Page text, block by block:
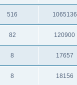
516 1065136
82 120900
8 17657
8 18156